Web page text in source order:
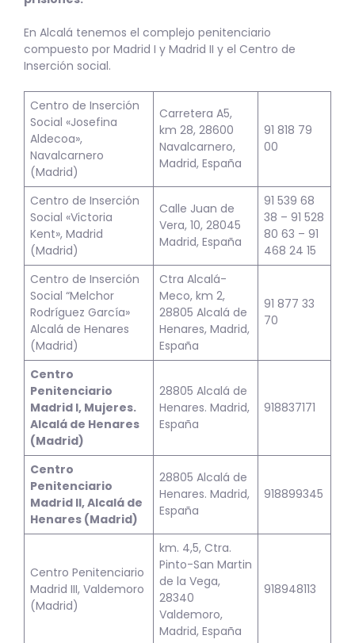
En Alcalá tenemos el complejo penitenciario
compuesto por Madrid I y Madrid II y el Centro de
Inserción social.
Centro de Inserción
Social «Josefina
Aldecoa»,
Navalcarnero
(Madrid)
Carretera A5,
km 28, 28600
Navalcarnero,
Madrid, España
91 818 79
00
Centro de Inserción
Social «Victoria
Kent», Madrid
(Madrid)
Calle Juan de
Vera, 10, 28045
Madrid, España
91 539 68
38 – 91 528
80 63 – 91
468 24 15
Centro de Inserción
Social “Melchor
Rodríguez García»
Alcalá de Henares
(Madrid)
Ctra Alcalá-
Meco, km 2,
28805 Alcalá de
Henares, Madrid,
España
91 877 33
70
Centro
Penitenciario
Madrid I, Mujeres.
Alcalá de Henares
(Madrid)
28805 Alcalá de
Henares. Madrid,
España
918837171
Centro
Penitenciario
Madrid II, Alcalá de
Henares (Madrid)
28805 Alcalá de
Henares. Madrid,
España
918899345
Centro Penitenciario
Madrid III, Valdemoro
(Madrid)
km. 4,5, Ctra.
Pinto-San Martin
de la Vega,
28340
Valdemoro,
Madrid, España
918948113